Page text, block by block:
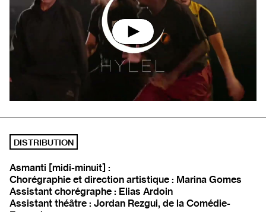
Lancer la vidéo
DISTRIBUTION
Asmanti [midi-minuit] :
Chorégraphie et direction artistique : Marina Gomes
Assistant chorégraphe : Elias Ardoin
Assistant théâtre : Jordan Rezgui, de la Comédie-